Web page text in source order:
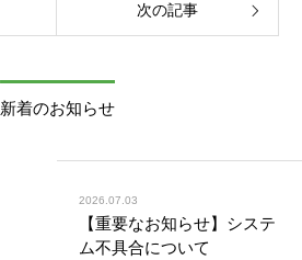
次の記事
新着のお知らせ
2026.07.03
【重要なお知らせ】システ
ム不具合について